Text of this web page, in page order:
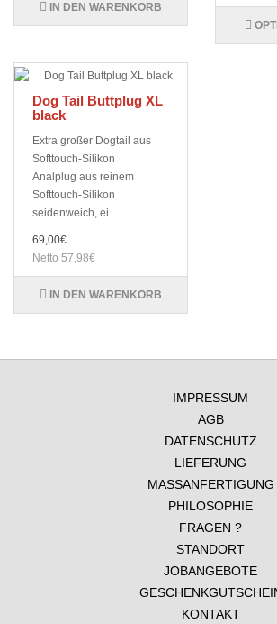
IN DEN WARENKORB
Dog Tail Buttplug XL
black
Extra großer Dogtail aus
Softtouch-Silikon
Analplug aus reinem
Softtouch-Silikon
seidenweich, ei ...
69,00€
Netto 57,98€
IN DEN WARENKORB
IMPRESSUM
AGB
DATENSCHUTZ
LIEFERUNG
MASSANFERTIGUNG
PHILOSOPHIE
FRAGEN ?
STANDORT
JOBANGEBOTE
KONTAKT